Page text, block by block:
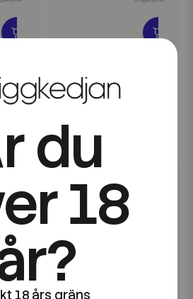
|
Wanted Salt |
Prospector | 10ml E-
du
18